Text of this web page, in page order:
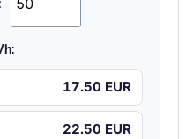
17.50 EUR
22.50 EUR